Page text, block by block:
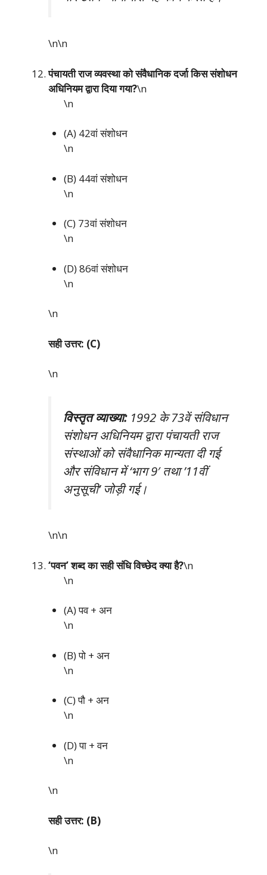
\n\n
पंचायती राज व्यवस्था को संवैधानिक दर्जा किस संशोधन
अधिनियम द्वारा दिया गया?\n
\n
(A) 42वां संशोधन
\n
(B) 44वां संशोधन
\n
(C) 73वां संशोधन
\n
(D) 86वां संशोधन
\n
\n
सही उत्तर: (C)
\n
विस्तृत व्याख्या:1992 के 73वें संविधान
संशोधन अधिनियम द्वारा पंचायती राज
संस्थाओं को संवैधानिक मान्यता दी गई
और संविधान में ‘भाग 9′ तथा ’11वीं
अनुसूची’ जोड़ी गई।
\n\n
‘पवन’ शब्द का सही संधि विच्छेद क्या है?\n
\n
(A) पव + अन
\n
(B) पो + अन
\n
(C) पौ + अन
\n
(D) पा + वन
\n
\n
सही उत्तर: (B)
\n